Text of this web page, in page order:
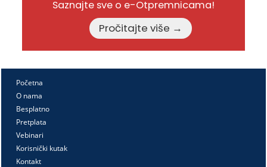
Saznajte sve o e-Otpremnicama!
Pročitajte više →
Početna
O nama
Besplatno
Pretplata
Vebinari
Korisnički kutak
Kontakt